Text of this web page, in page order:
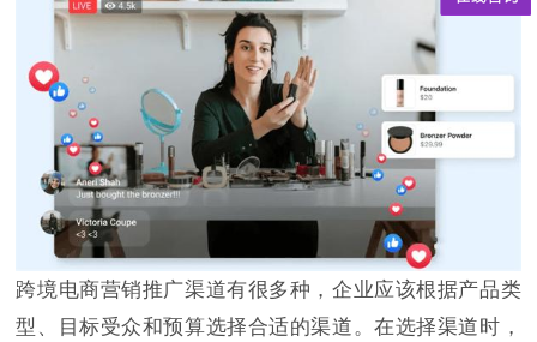
跨境电商营销推广渠道有很多种，企业应该根据产品类
型、目标受众和预算选择合适的渠道。在选择渠道时，